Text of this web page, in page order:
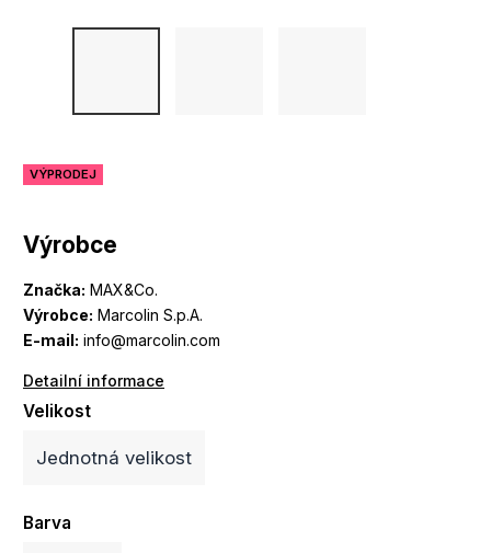
Výrobce
Značka: MAX&Co.
Výrobce: Marcolin S.p.A.
E-mail: info@marcolin.com
Detailní informace
VÝPRODEJ
Velikost
Jednotná velikost
Barva